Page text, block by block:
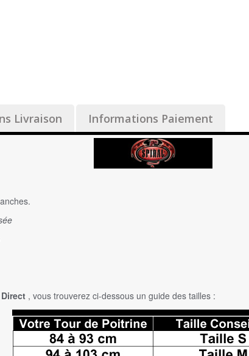
Livraison Informations Paiement
, vous trouverez ci-dessous un guide des tailles :